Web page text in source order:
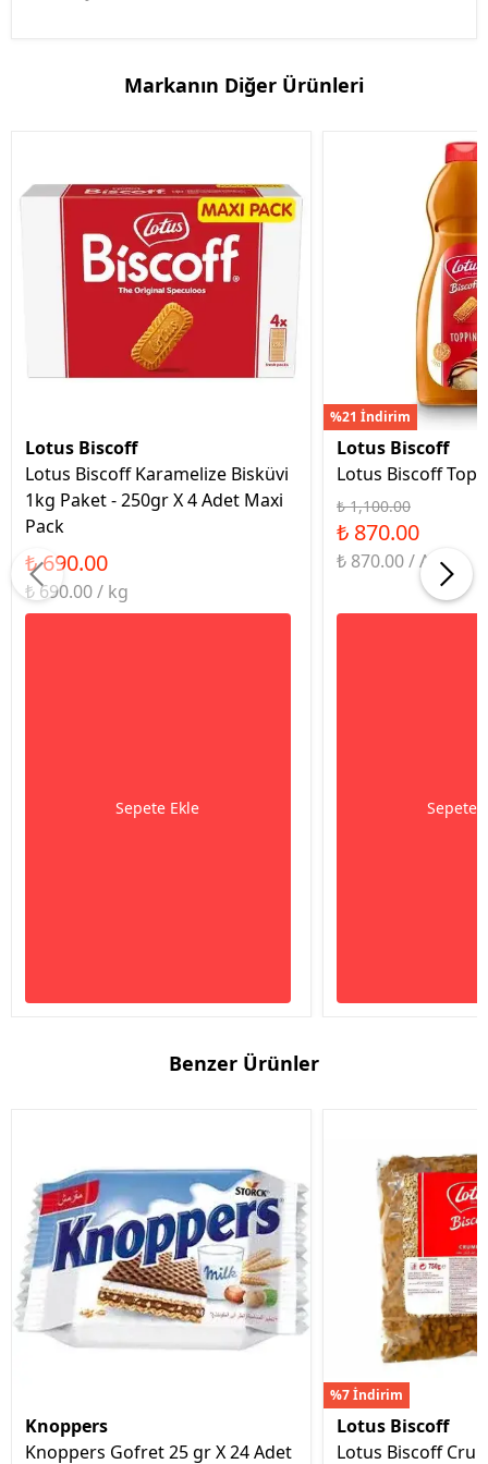
Markanın Diğer Ürünleri
Lotus Biscoff
Lotus Biscoff Karamelize Bisküvi
1kg Paket - 250gr X 4 Adet Maxi
Pack
₺ 690.00
₺ 690.00 / kg
Sepete Ekle
%21 İndirim
Lotus Biscoff
Lotus Biscoff
₺ 1,100.00
₺ 870.00
₺ 870.00 / Adet
Sepete
Benzer Ürünler
Knoppers
Knoppers Gofret 25 gr X 24 Adet
%7 İndirim
Lotus Biscoff
Lotus Biscoff